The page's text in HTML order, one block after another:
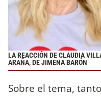
LA REACCIÓN DE CLAUDIA
ARAÑA, DE JIMENA BARÓN
Sobre el tema, tanto